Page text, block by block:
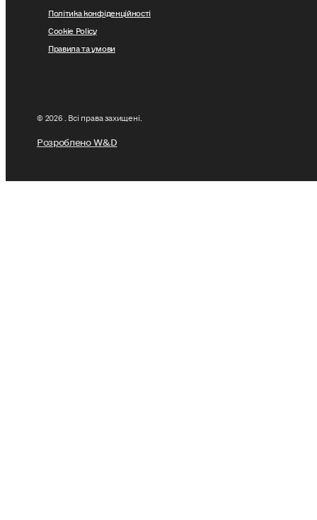
Політика конфіденційності
Cookie Policy
Правила та умови
© 2026 . Всі права захищені.
Розроблено W&D